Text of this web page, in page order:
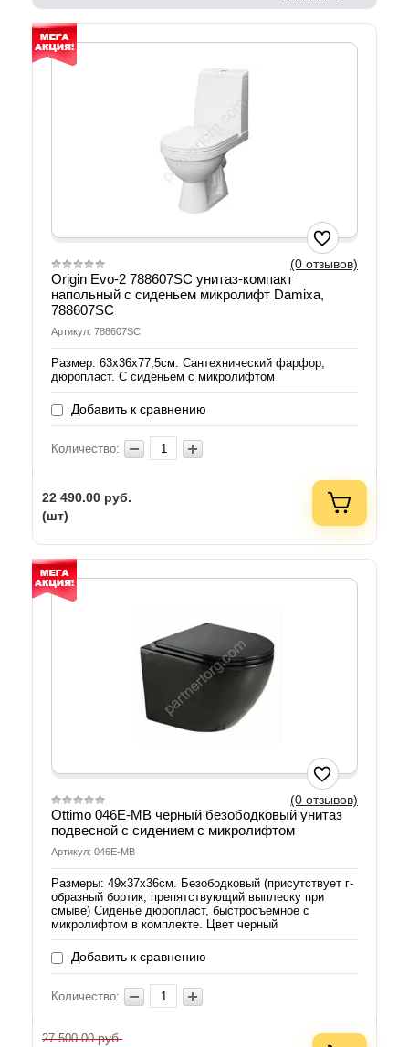
(0 отзывов)
Origin Evo-2 788607SC унитаз-компакт
напольный с сиденьем микролифт Damixa,
788607SC
Артикул: 788607SC
Размер: 63х36х77,5см. Сантехнический фарфор,
дюропласт. С сиденьем с микролифтом
Добавить к сравнению
Количество:
22 490.00 руб.
(шт)
(0 отзывов)
Ottimo 046E-MB черный безободковый унитаз
подвесной с сидением с микролифтом
Артикул: 046E-MB
Размеры: 49х37х36см. Безободковый (присутствует г-
образный бортик, препятствующий выплеску при
смыве) Сиденье дюропласт, быстросъемное с
микролифтом в комплекте. Цвет черный
Добавить к сравнению
Количество:
27 500.00руб.